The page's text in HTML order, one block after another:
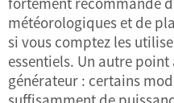
météorologiques et de
si vous comptez les
essentiels. Un autre
générateur : certains